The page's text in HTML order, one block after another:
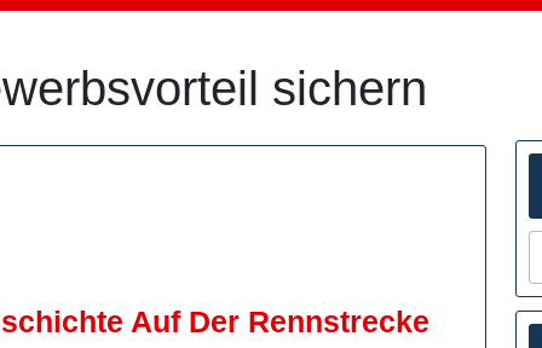
sichern
Auf Der Rennstrecke